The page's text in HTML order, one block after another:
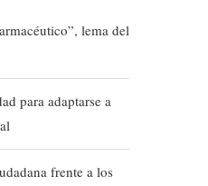
lema del
para adaptarse a
frente a los